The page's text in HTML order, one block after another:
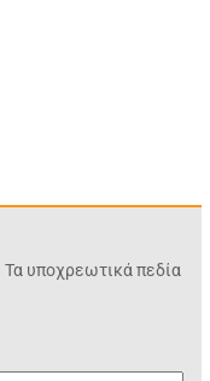
Τα υποχρεωτικά πεδία